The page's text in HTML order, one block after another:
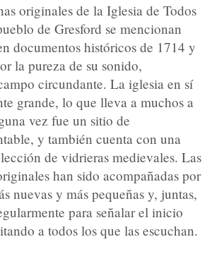
originales de la Iglesia de Todos
de Gresford se mencionan
documentos históricos de 1714 y
la pureza de su sonido,
circundante. La iglesia en sí
grande, lo que lleva a muchos a
vez fue un sitio de
y también cuenta con una
de vidrieras medievales. Las
han sido acompañadas por
nuevas y más pequeñas y, juntas,
para señalar el inicio
a todos los que las escuchan.